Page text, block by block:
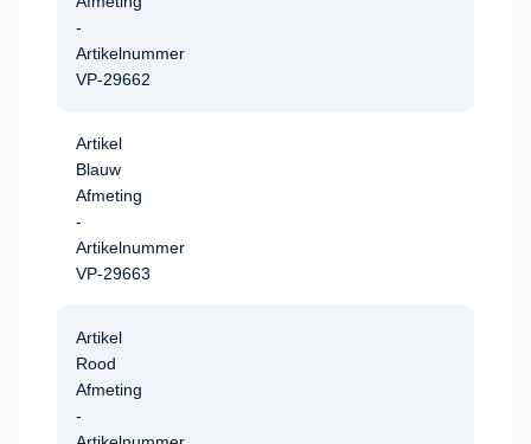
-
Artikelnummer
VP-29662
Artikel
Blauw
Afmeting
-
Artikelnummer
VP-29663
Artikel
Rood
Afmeting
-